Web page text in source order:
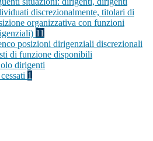
discrezionalmente, titolari di
organizzativa con funzioni
11
posizioni dirigenziali discrezionali
di funzione disponibili
dirigenti
1